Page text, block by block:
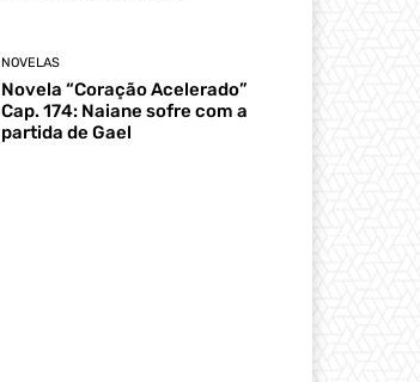
NOVELAS
Novela “Coração Acelerado”
Cap. 174: Naiane sofre com a
partida de Gael